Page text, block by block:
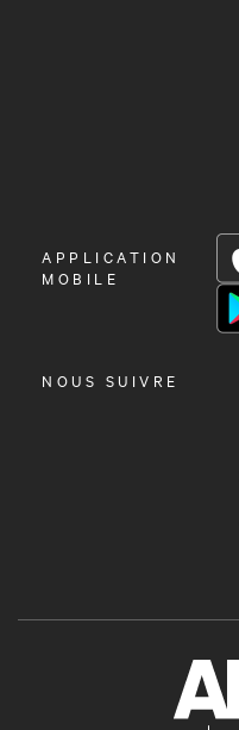
OUVRIR
LE
APPLICATION
MOBILE
NOUS SUIVRE